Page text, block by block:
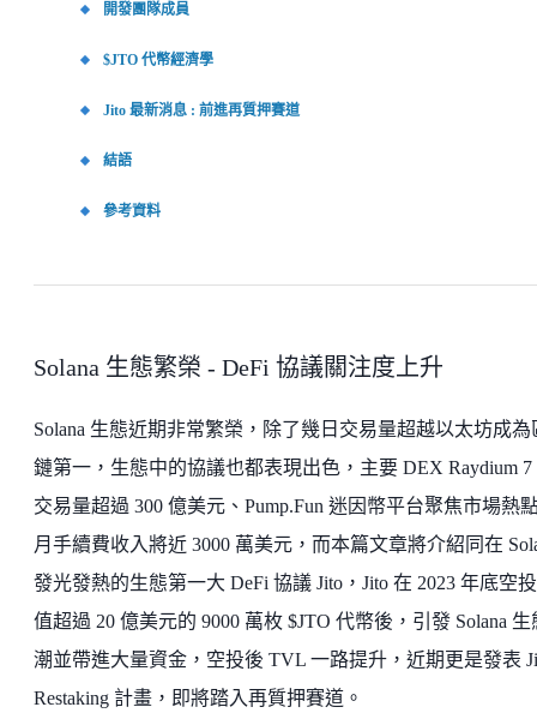
開發團隊成員
$JTO 代幣經濟學
Jito 最新消息 : 前進再質押賽道
結語
參考資料
Solana 生態繁榮 - DeFi 協議關注度上升
Solana 生態近期非常繁榮，除了幾日交易量超越以太坊成為
鏈第一，生態中的協議也都表現出色，主要 DEX Raydium 7
交易量超過 300 億美元、Pump.Fun 迷因幣平台聚焦市場熱
月手續費收入將近 3000 萬美元，而本篇文章將介紹同在
發光發熱的生態第一大 DeFi 協議 Jito，Jito 在 2023 年底空
值超過 20 億美元的 9000 萬枚 $JTO 代幣後，引發 Solana 生
潮並帶進大量資金，空投後 TVL 一路提升，近期更是發表
Restaking 計畫，即將踏入再質押賽道。